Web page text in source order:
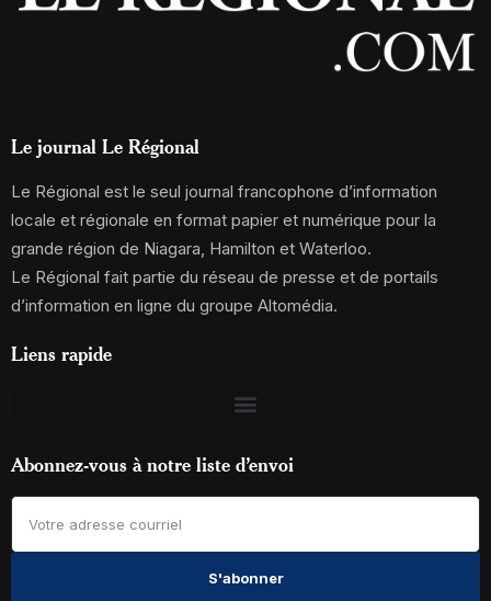
Le journal Le Régional
Le Régional est le seul journal francophone d’information
locale et régionale en format papier et numérique pour la
grande région de Niagara, Hamilton et Waterloo.
Le Régional fait partie du réseau de presse et de portails
d’information en ligne du groupe Altomédia.
Liens rapide
Abonnez-vous à notre liste d’envoi